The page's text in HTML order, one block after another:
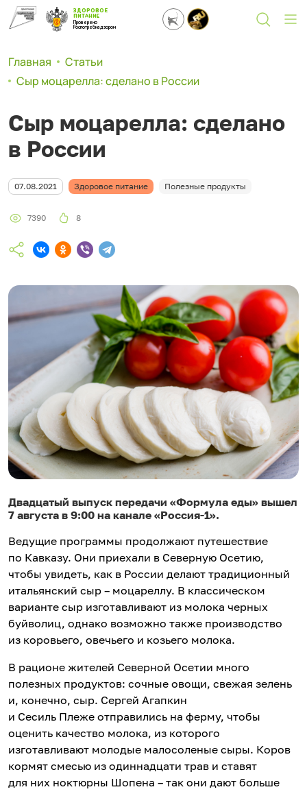
ЗДОРОВОЕ
ПИТАНИЕ
Проверено
Роспотребнадзором
Главная
Статьи
Сыр моцарелла: сделано в России
Сыр моцарелла: сделано
в России
07.08.2021 Здоровое питание Полезные продукты
7390 8
Двадцатый выпуск передачи «Формула еды» вышел
7 августа в 9:00 на канале «Россия-1».
Ведущие программы продолжают путешествие
по Кавказу. Они приехали в Северную Осетию,
чтобы увидеть, как в России делают традиционный
итальянский сыр – моцареллу. В классическом
варианте сыр изготавливают из молока черных
буйволиц, однако возможно также производство
из коровьего, овечьего и козьего молока.
В рационе жителей Северной Осетии много
полезных продуктов: сочные овощи, свежая зелень
и, конечно, сыр. Сергей Агапкин
и Сесиль Плеже отправились на ферму, чтобы
оценить качество молока, из которого
изготавливают молодые малосоленые сыры. Коров
кормят смесью из одиннадцати трав и ставят
для них ноктюрны Шопена – так они дают больше